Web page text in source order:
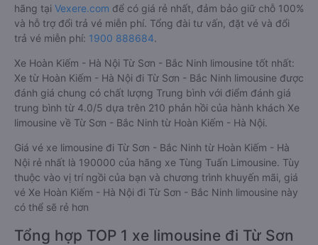
hãng tại Vexere.com để có giá rẻ nhất, đảm bảo giữ chỗ 100%
và hỗ trợ đổi trả vé miễn phí. Tổng đài tư vấn, đặt vé và đổi
trả vé miễn phí: 1900 888684.
Xe Hoàn Kiếm - Hà Nội Từ Sơn - Bắc Ninh limousine tốt nhất:
Xe từ Hoàn Kiếm - Hà Nội đi Từ Sơn - Bắc Ninh limousine được
đánh giá chung có chất lượng Trung bình với điểm đánh giá
trung bình từ 4.0/5 dựa trên 210 phản hồi của hành khách Xe
limousine về Từ Sơn - Bắc Ninh từ Hoàn Kiếm - Hà Nội.
Giá vé xe limousine đi Từ Sơn - Bắc Ninh từ Hoàn Kiếm - Hà
Nội rẻ nhất là 190000 của hãng xe Tùng Tuấn Limousine. Tùy
thuộc vào vị trí ngồi của bạn và chương trình khuyến mãi, giá
vé Xe Hoàn Kiếm - Hà Nội đi Từ Sơn - Bắc Ninh limousine này
có thể sẽ rẻ hơn
Tổng hợp TOP 1 xe limousine đi Từ Sơn